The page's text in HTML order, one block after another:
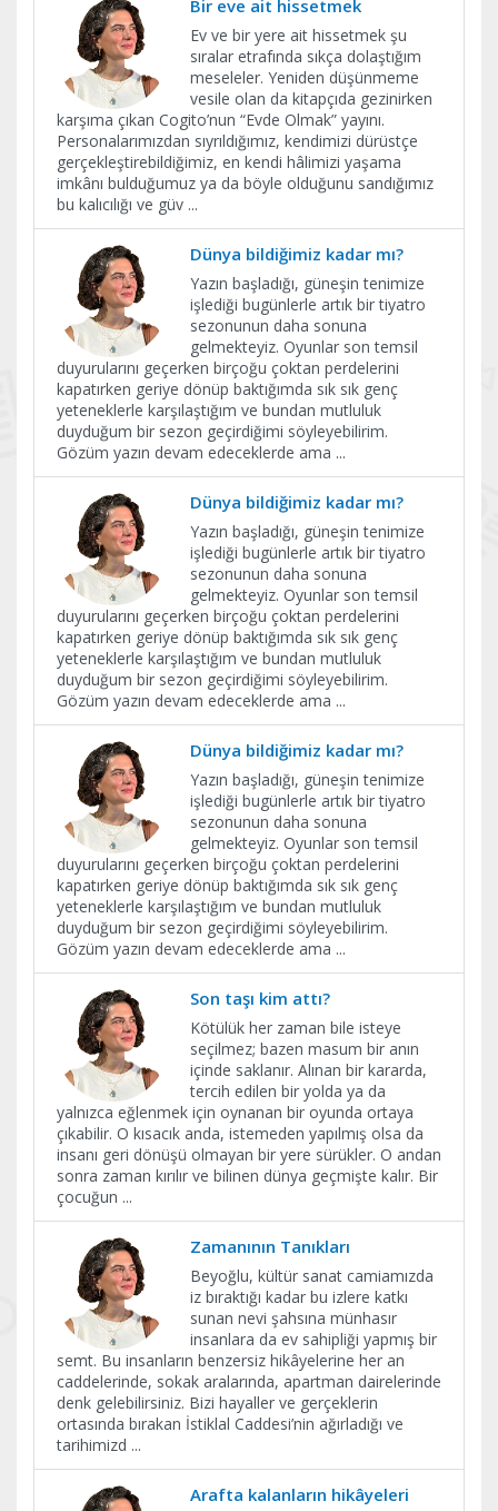
Bir eve ait hissetmek
Ev ve bir yere ait hissetmek şu
sıralar etrafında sıkça dolaştığım
meseleler. Yeniden düşünmeme
vesile olan da kitapçıda gezinirken
karşıma çıkan Cogito’nun “Evde Olmak” yayını.
Personalarımızdan sıyrıldığımız, kendimizi dürüstçe
gerçekleştirebildiğimiz, en kendi hâlimizi yaşama
imkânı bulduğumuz ya da böyle olduğunu sandığımız
bu kalıcılığı ve güv ...
Dünya bildiğimiz kadar mı?
Yazın başladığı, güneşin tenimize
işlediği bugünlerle artık bir tiyatro
sezonunun daha sonuna
gelmekteyiz. Oyunlar son temsil
duyurularını geçerken birçoğu çoktan perdelerini
kapatırken geriye dönüp baktığımda sık sık genç
yeteneklerle karşılaştığım ve bundan mutluluk
duyduğum bir sezon geçirdiğimi söyleyebilirim.
Gözüm yazın devam edeceklerde ama ...
Dünya bildiğimiz kadar mı?
Yazın başladığı, güneşin tenimize
işlediği bugünlerle artık bir tiyatro
sezonunun daha sonuna
gelmekteyiz. Oyunlar son temsil
duyurularını geçerken birçoğu çoktan perdelerini
kapatırken geriye dönüp baktığımda sık sık genç
yeteneklerle karşılaştığım ve bundan mutluluk
duyduğum bir sezon geçirdiğimi söyleyebilirim.
Gözüm yazın devam edeceklerde ama ...
Dünya bildiğimiz kadar mı?
Yazın başladığı, güneşin tenimize
işlediği bugünlerle artık bir tiyatro
sezonunun daha sonuna
gelmekteyiz. Oyunlar son temsil
duyurularını geçerken birçoğu çoktan perdelerini
kapatırken geriye dönüp baktığımda sık sık genç
yeteneklerle karşılaştığım ve bundan mutluluk
duyduğum bir sezon geçirdiğimi söyleyebilirim.
Gözüm yazın devam edeceklerde ama ...
Son taşı kim attı?
Kötülük her zaman bile isteye
seçilmez; bazen masum bir anın
içinde saklanır. Alınan bir kararda,
tercih edilen bir yolda ya da
yalnızca eğlenmek için oynanan bir oyunda ortaya
çıkabilir. O kısacık anda, istemeden yapılmış olsa da
insanı geri dönüşü olmayan bir yere sürükler. O andan
sonra zaman kırılır ve bilinen dünya geçmişte kalır. Bir
çocuğun ...
Zamanının Tanıkları
Beyoğlu, kültür sanat camiamızda
iz bıraktığı kadar bu izlere katkı
sunan nevi şahsına münhasır
insanlara da ev sahipliği yapmış bir
semt. Bu insanların benzersiz hikâyelerine her an
caddelerinde, sokak aralarında, apartman dairelerinde
denk gelebilirsiniz. Bizi hayaller ve gerçeklerin
ortasında bırakan İstiklal Caddesi’nin ağırladığı ve
tarihimizd ...
Arafta kalanların hikâyeleri